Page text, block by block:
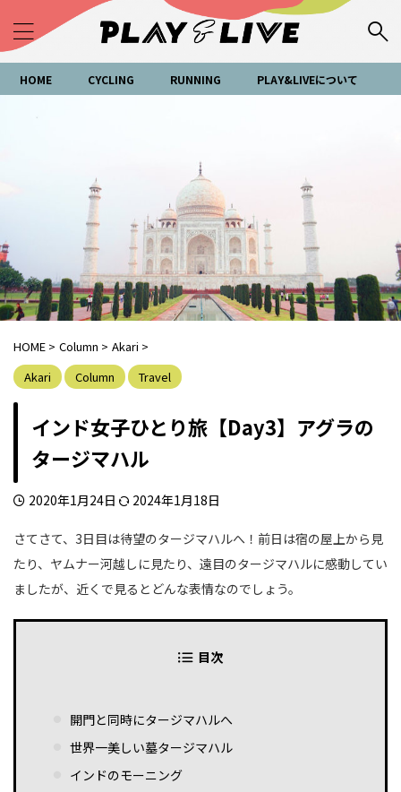
HOME CYCLING RUNNING PLAY&LIVEについて
HOME > Column > Akari >
Akari
Column Travel
インド女子ひとり旅【Day3】アグラの
タージマハル
2020年1月24日 2024年1月18日
さてさて、3日目は待望のタージマハルへ！前日は宿の屋上から見
たり、ヤムナー河越しに見たり、遠目のタージマハルに感動してい
ましたが、近くで見るとどんな表情なのでしょう。
目次
開門と同時にタージマハルへ
世界一美しい墓タージマハル
インドのモーニング